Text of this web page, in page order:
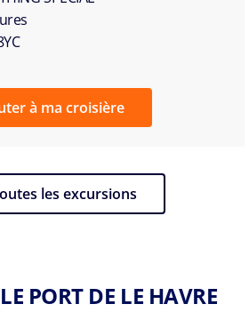
à ma croisière
les excursions
PORT DE LE HAVRE